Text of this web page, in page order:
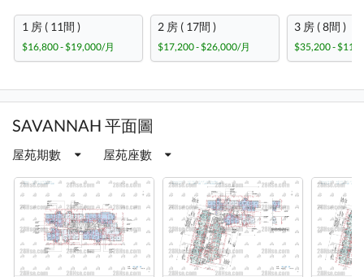
1 房 ( 11間 )
$16,800 - $19,000/月
2 房 ( 17間 )
$17,200 - $26,000/月
3 房 ( 8間 )
$35,200 -
SAVANNAH 平面圖
屋苑期數 屋苑座數